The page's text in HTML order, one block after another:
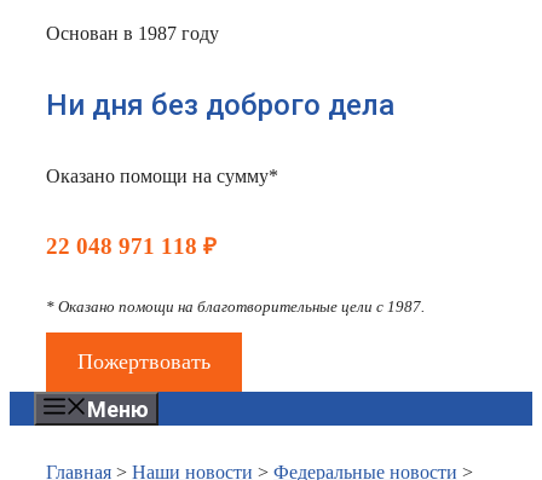
Основан в 1987 году
Ни дня без доброго дела
Оказано помощи на сумму*
22 048 971 118 ₽
* Оказано помощи на благотворительные цели с 1987.
Пожертвовать
Меню
Главная > Наши новости > Федеральные новости >